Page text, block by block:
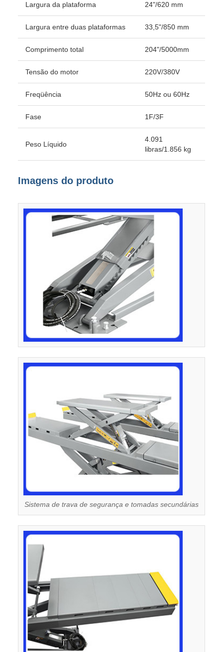
Largura da plataforma 24"/620 mm
Largura entre duas plataformas 33,5"/850 mm
Comprimento total 204"/5000mm
Tensão do motor 220V/380V
Freqüência 50Hz ou 60Hz
Fase 1F/3F
Peso Líquido
4.091
libras/1.856 kg
Imagens do produto
Sistema de trava de segurança e tomadas secundárias